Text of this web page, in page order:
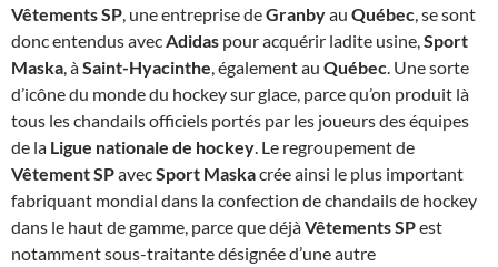
Vêtements SP, une entreprise deGranbyau Québec, se sont
donc entendus avecAdidas pour acquérir ladite usine,Sport
Maska, àSaint-Hyacinthe, également au Québec. Une sorte
d’icône du monde du hockey sur glace, parce qu’on produit là
tous les chandails officiels portés par les joueurs des équipes
de la Ligue nationale de hockey. Le regroupement de
Vêtement SPavecSport Maskacrée ainsi le plus important
fabriquant mondial dans la confection de chandails de hockey
dans le haut de gamme, parce que déjàVêtements SPest
notamment sous-traitante désignée d’une autre